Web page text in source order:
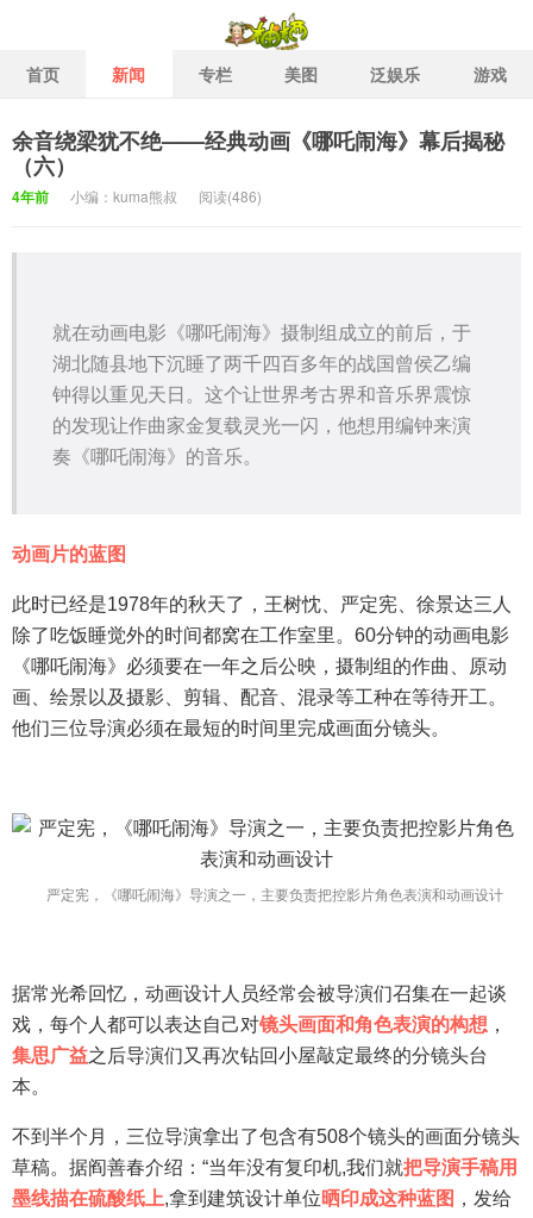
柚栖二次元社区 二次元泛娱
乐门户
首页 新闻 专栏 美图 泛娱乐 游戏
余音绕梁犹不绝——经典动画《哪吒闹海》幕后揭秘
（六）
4年前 小编：kuma熊叔 阅读(486)
就在动画电影《哪吒闹海》摄制组成立的前后，于
湖北随县地下沉睡了两千四百多年的战国曾侯乙编
钟得以重见天日。这个让世界考古界和音乐界震惊
的发现让作曲家金复载灵光一闪，他想用编钟来演
奏《哪吒闹海》的音乐。
动画片的蓝图
此时已经是1978年的秋天了，王树忱、严定宪、徐景达三人
除了吃饭睡觉外的时间都窝在工作室里。60分钟的动画电影
《哪吒闹海》必须要在一年之后公映，摄制组的作曲、原动
画、绘景以及摄影、剪辑、配音、混录等工种在等待开工。
他们三位导演必须在最短的时间里完成画面分镜头。
严定宪，《哪吒闹海》导演之一，主要负责把控影片角色表演和动画设计
据常光希回忆，动画设计人员经常会被导演们召集在一起谈
戏，每个人都可以表达自己对镜头画面和角色表演的构想 ，
集思广益之后导演们又再次钻回小屋敲定最终的分镜头台
本。
不到半个月，三位导演拿出了包含有508个镜头的画面分镜头
草稿。据阎善春介绍：“当年没有复印机,我们就把导演手稿用
墨线描在硫酸纸上,拿到建筑设计单位晒印成这种蓝图 ，发给